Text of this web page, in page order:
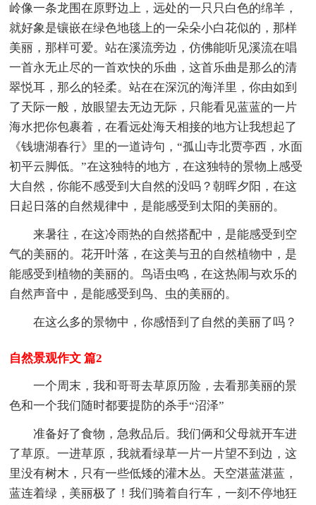
岭像一条龙围在原野边上，远处的一只只白色的绵羊，
就好象是镶嵌在绿色地毯上的一朵朵小白花似的，那样
美丽，那样可爱。站在溪流旁边，仿佛能听见溪流在唱
一首永无止尽的一首欢快的乐曲，这首乐曲是那么的清
翠悦耳，那么的轻柔。站在在深沉的海洋里，你由如到
了天际一般，放眼望去无边无际，只能看见蓝蓝的一片
海水把你包裹着，在看远处海天相接的地方让我想起了
《钱塘湖春行》里的一道诗句，“孤山寺北贾亭西，水面
初平云脚低。”在这独特的地方，在这独特的景物上感受
大自然，你能不感受到大自然的没吗？朝晖夕阳，在这
日起日落的自然规律中，是能感受到太阳的美丽的。
来暑往，在这冷雨热的自然搭配中，是能感受到空
气的美丽的。花开叶落，在这美与丑的自然植物中，是
能感受到植物的美丽的。鸟语虫鸣，在这热闹与欢乐的
自然声音中，是能感受到鸟、虫的美丽的。
在这么多的景物中，你感悟到了自然的美丽了吗？
自然景观作文 篇2
一个周末，我和哥哥去草原历险，去看那美丽的景
色和一个我们随时都要提防的杀手“沼泽”
准备好了食物，急救品后。我们俩和父母就开车进
了草原。一进草原，我就看绿草一片一片望不到边，这
里没有树木，只有一些低矮的灌木丛。天空湛蓝湛蓝，
蓝连着绿，美丽极了！我们骑着自行车，一刻不停地狂